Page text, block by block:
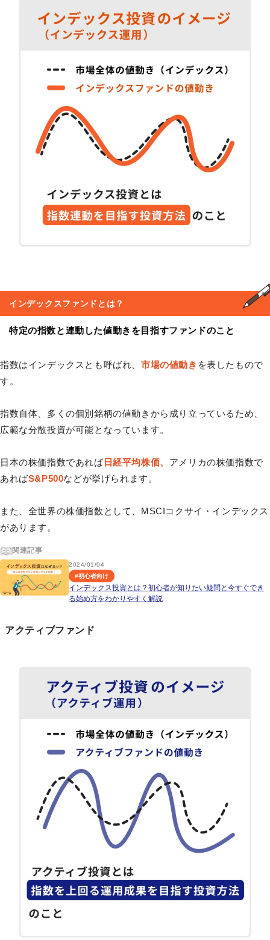
インデックスファンド とは？
特定の指数と連動した値動きを目指すファンドのこと
指数はインデックスとも呼ばれ、 市場の値動き を表したもので
す。
指数自体、多くの個別銘柄の値動きから成り立っているため、
広範な分散投資が可能となっています。
日本の株価指数であれば日経平均株価、 アメリカの株価指数で
あればS&P500などが挙げられます。
また、全世界の株価指数として、MSCIコクサイ・インデックス
があります。
関連記事
2024/01/04
#初心者向け
インデックス投資とは？初心者が知りたい疑問と今すぐでき
る始め方をわかりやすく解説
アクティブファンド